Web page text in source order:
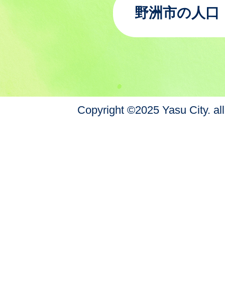
野洲市の人口
Copyright ©2025 Yasu City.